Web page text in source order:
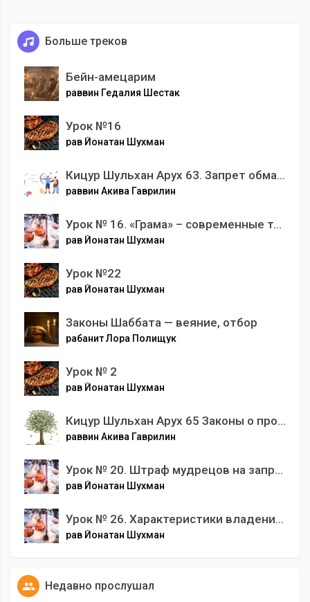
Больше треков
Бейн-амецарим
раввин Гедалия Шестак
Урок №16
рав Йонатан Шухман
Кицур Шульхан Арух 63. Запрет обманывать и обижать
раввин Акива Гаврилин
Урок № 16. «Грама» – современные технологии
рав Йонатан Шухман
Урок №22
рав Йонатан Шухман
Законы Шаббата — веяние, отбор
рабанит Лора Полищук
Урок № 2
рав Йонатан Шухман
Кицур Шульхан Арух 65 Законы о процентах часть 5
раввин Акива Гаврилин
Урок № 20. Штраф мудрецов на запрещенное в Шаббат действие
рав Йонатан Шухман
Урок № 26. Характеристики владений «кармелит» и «маком птур»
рав Йонатан Шухман
Недавно прослушал